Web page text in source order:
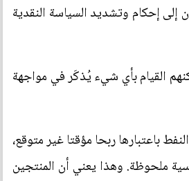
إلى إحكام وتشديد السياسة النقدية
القيام بأي شيء يُذكَر في مواجهة
باعتبارها ربحا مؤقتا غير متوقع،
ملحوظة. وهذا يعني أن المنتجين